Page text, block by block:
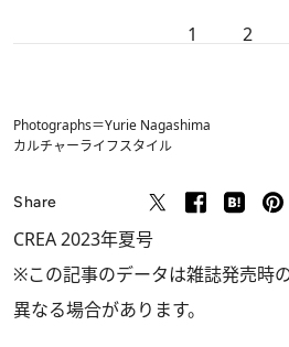
1 2
Photographs＝Yurie Nagashima
カルチャーライフスタイル
Share
CREA 2023年夏号
※この記事のデータは雑誌発売時
異なる場合があります。